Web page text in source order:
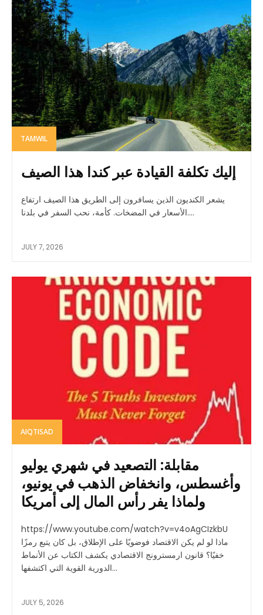
TAMWIL
إليك تكلفة القيادة عبر كندا هذا الصيف
يشعر الكنديون الذين يسافرون إلى الطريق هذا الصيف ارتفاع
الأسعار في المضخات. كأمة، نحب السفر في بلدنا....
JULY 7, 2026
AIQTISAD
مقابلة: التصعيد في شهري يوليو
وأغسطس، وانخفاض الذهب في يونيو،
ولماذا يفر رأس المال إلى أمريكا
https://www.youtube.com/watch?v=v4oAgCIzkbU
ماذا لو لم يكن الاقتصاد فوضويًا على الإطلاق، بل كان يتبع رمزًا
خفيًا؟ قانون ارمسترونج الاقتصادي يكشف الكتاب عن الأنماط
الدورية القوية التي اكتشفها...
JULY 5, 2026